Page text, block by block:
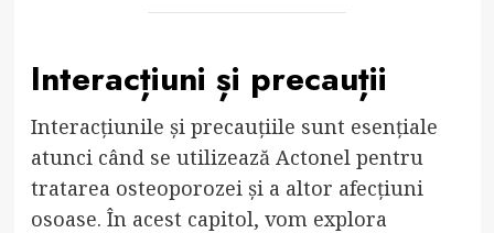
Interacțiuni și precauții
Interacțiunile și precauțiile sunt esențiale
atunci când se utilizează Actonel pentru
tratarea osteoporozei și a altor afecțiuni
osoase. În acest capitol, vom explora